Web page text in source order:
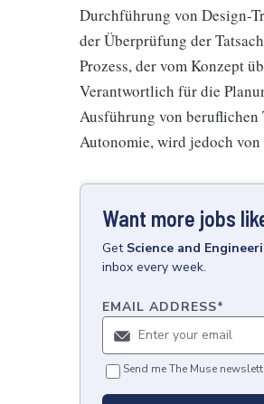
Durchführung von Design-
der Überprüfung der
Prozess, der vom Konzept
Verantwortlich für die
Ausführung von
Autonomie, wird jedoch
Want more jobs
Get Science and
inbox every week.
EMAIL ADDRESS*
Send me The Muse